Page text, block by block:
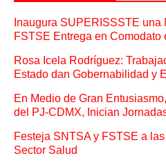
Inaugura SUPERISSSTE
FSTSE Entrega en Comodato
Rosa Icela Rodríguez:
Estado dan Gobernabilidad y
En Medio de Gran
del PJ-CDMX, Inician
Festeja SNTSA y FSTSE a
Sector Salud